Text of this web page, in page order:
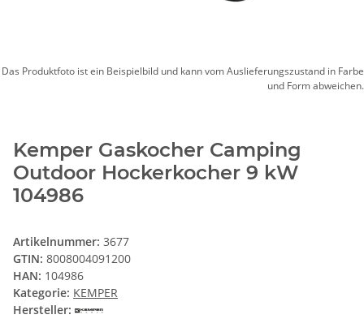
Das Produktfoto ist ein Beispielbild und kann vom Auslieferungszustand in Farbe
und Form abweichen.
Kemper Gaskocher Camping
Outdoor Hockerkocher 9 kW
104986
Artikelnummer: 3677
GTIN: 8008004091200
HAN: 104986
Kategorie: KEMPER
Hersteller: